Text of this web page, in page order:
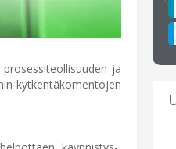
ja
kytkentäkomentojen